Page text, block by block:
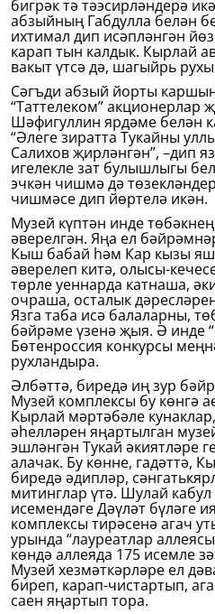
бигрәк тә тәэсирләндерә
абзыйның Габдулла белән
ихтимал дип исәпләнгән
карап тын калдык. Кырлай
вакыт үтсә дә, шагыйрь
Сәгъди абзый йорты
“Таттелеком” акционерлар
Шәфигуллин ярдәме белән
“Әлеге зиратта Тукайны
Салихов җирләнгән”, –дип
игелекле зат булышлыгы
эчкән чишмә дә
чишмәсе дип йөртелә икән.
Музей күптән инде
әверелгән. Яңа ел
Кыш бабай һәм Кар кызы
әверелеп китә, олысы-
төрле уеннарда катнаша,
очраша, осталык
Язга таба исә балаларны,
бәйрәме үзенә җыя. Ә инде
Бөтенроссия конкурсы
рухландыра.
Әлбәттә, биредә иң зур
Музей комплексы бу көнгә
Кырлай мәртәбәле
әһелләрен яңартылган
эшләнгән Тукай әкиятләре
алачак. Бу көнне, гадәттә,
биредә әдипләр,
митинглар үтә. Шулай кабул
исемендәге Дәүләт бүләге
комплексы тирәсенә агач
урында “лауреатлар
көндә аллеяда 175 исемле
Музей хезмәткәрләре ел
биреп, карап-чистартып,
саен яңартып тора.